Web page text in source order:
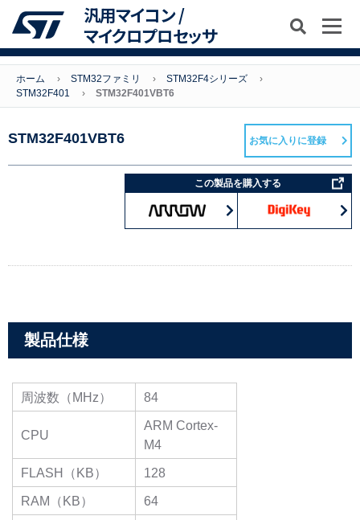
汎用マイコン /
マイクロプロセッサ
ホーム STM32ファミリ
STM32F4シリーズ
STM32F401
STM32F401VBT6
STM32F401VBT6
この製品を購入する
お気に入りに登録
製品仕様
周波数（MHz） 84
CPU
ARM Cortex-
M4
FLASH（KB）
128
RAM（KB）
64